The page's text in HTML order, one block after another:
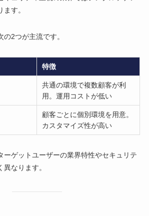
す。
2つが主流です。
特徴
共通の環境で複数顧客が利
用。運用コストが低い
顧客ごとに個別環境を用意。
カスタマイズ性が高い
ーゲットユーザーの業界特性やセキュリテ
なります。